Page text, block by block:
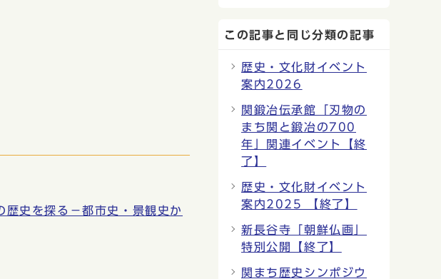
歴史を探る−都市史・景観史か
この記事と同じ分類の記事
歴史・文化財イベント
案内2026
関鍛冶伝承館「刃物の
まち関と鍛冶の700
年」関連イベント【終
了】
歴史・文化財イベント
案内2025 【終了】
新長谷寺「朝鮮仏画」
特別公開【終了】
関まち歴史シンポジウ